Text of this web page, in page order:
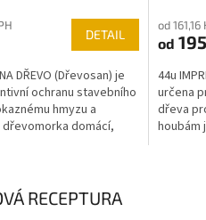
DETAIL
DŘEVO (Dřevosan) je
ochranu stavebního
hmyzu a
domácí,
od
od
44u
určena
dřeva
houbám
RECEPTURA